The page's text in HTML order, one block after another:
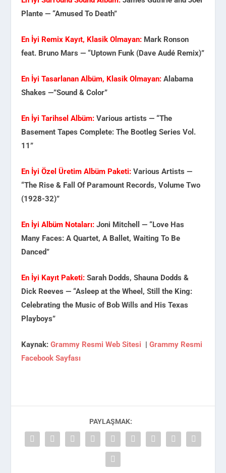
Plante — “Amused To Death”
En İyi Remix Kayıt, Klasik Olmayan: Mark Ronson
feat. Bruno Mars — “Uptown Funk (Dave Audé Remix)”
En İyi Tasarlanan Albüm, Klasik Olmayan: Alabama
Shakes —”Sound & Color”
En İyi Tarihsel Albüm: Various artists — “The
Basement Tapes Complete: The Bootleg Series Vol.
11”
En İyi Özel Üretim Albüm Paketi: Various Artists —
“The Rise & Fall Of Paramount Records, Volume Two
(1928-32)”
En İyi Albüm Notaları: Joni Mitchell — “Love Has
Many Faces: A Quartet, A Ballet, Waiting To Be
Danced”
En İyi Kayıt Paketi: Sarah Dodds, Shauna Dodds &
Dick Reeves — “Asleep at the Wheel, Still the King:
Celebrating the Music of Bob Wills and His Texas
Playboys”
Kaynak: Grammy Resmi Web Sitesi | Grammy Resmi
Facebook Sayfası
PAYLAŞMAK: